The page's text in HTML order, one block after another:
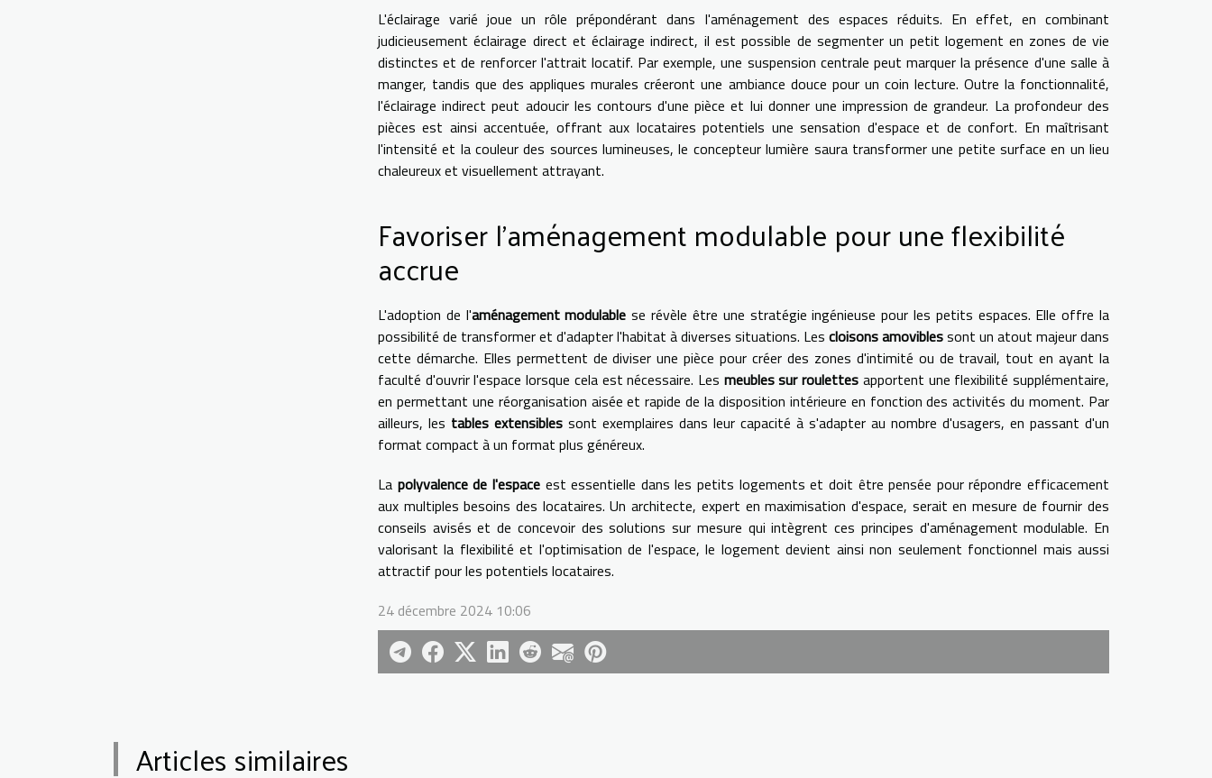
L'éclairage varié joue un rôle prépondérant dans l'aménagement des espaces réduits. En effet, en combinant
judicieusement éclairage direct et éclairage indirect, il est possible de segmenter un petit logement en zones de vie
distinctes et de renforcer l'attrait locatif. Par exemple, une suspension centrale peut marquer la présence d'une salle à
manger, tandis que des appliques murales créeront une ambiance douce pour un coin lecture. Outre la fonctionnalité,
l'éclairage indirect peut adoucir les contours d'une pièce et lui donner une impression de grandeur. La profondeur des
pièces est ainsi accentuée, offrant aux locataires potentiels une sensation d'espace et de confort. En maîtrisant
l'intensité et la couleur des sources lumineuses, le concepteur lumière saura transformer une petite surface en un lieu
chaleureux et visuellement attrayant.
Favoriser l'aménagement modulable pour une flexibilité
accrue
L'adoption de l'aménagement modulable se révèle être une stratégie ingénieuse pour les petits espaces. Elle offre la
possibilité de transformer et d'adapter l'habitat à diverses situations. Les cloisons amoviblessont un atout majeur dans
cette démarche. Elles permettent de diviser une pièce pour créer des zones d'intimité ou de travail, tout en ayant la
faculté d'ouvrir l'espace lorsque cela est nécessaire. Les meubles sur roulettes apportent une flexibilité supplémentaire,
en permettant une réorganisation aisée et rapide de la disposition intérieure en fonction des activités du moment. Par
ailleurs, les tables extensibles sont exemplaires dans leur capacité à s'adapter au nombre d'usagers, en passant d'un
format compact à un format plus généreux.
La polyvalence de l'espaceest essentielle dans les petits logements et doit être pensée pour répondre efficacement
aux multiples besoins des locataires. Un architecte, expert en maximisation d'espace, serait en mesure de fournir des
conseils avisés et de concevoir des solutions sur mesure qui intègrent ces principes d'aménagement modulable. En
valorisant la flexibilité et l'optimisation de l'espace, le logement devient ainsi non seulement fonctionnel mais aussi
attractif pour les potentiels locataires.
24 décembre 2024 10:06
Articles similaires